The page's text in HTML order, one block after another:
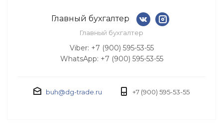
Главный бухгалтер
Главный бухгалтер
Viber: +7 (900) 595-53-55
WhatsApp: +7 (900) 595-53-55
buh@dg-trade.ru +7 (900) 595-53-55